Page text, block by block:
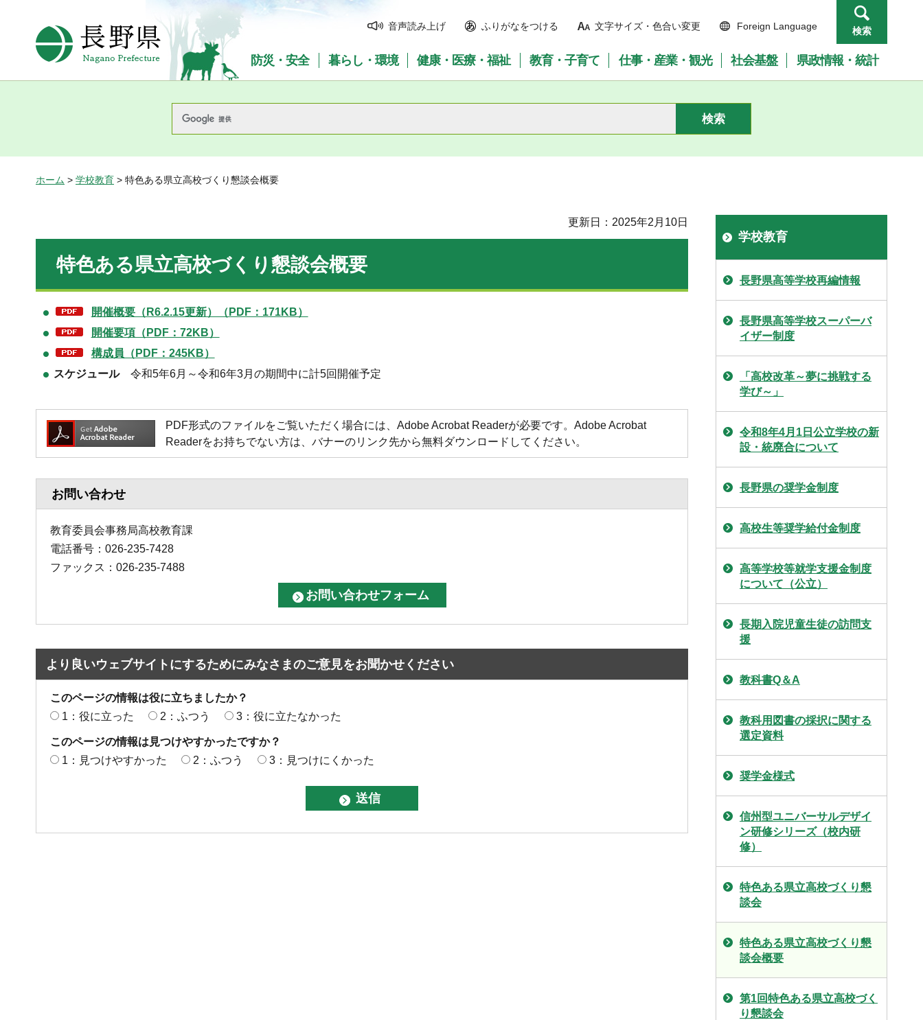
長野県Nagano Prefecture
音声読み上げ ふりがなをつける 文字サイズ・色合い変更 Foreign Language 検索
防災・安全 暮らし・環境 健康・医療・福祉 教育・子育て 仕事・産業・観光 社会基盤 県政情報・統計
ホーム > 学校教育 > 特色ある県立高校づくり懇談会概要
更新日：2025年2月10日
特色ある県立高校づくり懇談会概要
開催概要（R6.2.15更新）（PDF：171KB）
開催要項（PDF：72KB）
構成員（PDF：245KB）
スケジュール
令和5年6月～令和6年3月の期間中に計5回開催予定
PDF形式のファイルをご覧いただく場合には、Adobe Acrobat Readerが必要です。Adobe Acrobat
Readerをお持ちでない方は、バナーのリンク先から無料ダウンロードしてください。
お問い合わせ
教育委員会事務局高校教育課
電話番号：026-235-7428
ファックス：026-235-7488
より良いウェブサイトにするためにみなさまのご意見をお聞かせください
このページの情報は役に立ちましたか？
1：役に立った
2：ふつう 3：役に立たなかった
このページの情報は見つけやすかったですか？
1：見つけやすかった
2：ふつう 3：見つけにくかった
学校教育
長野県高等学校再編情報
長野県高等学校スーパーバ
イザー制度
「高校改革～夢に挑戦する
学び～」
令和8年4月1日公立学校の新
設・統廃合について
長野県の奨学金制度
高校生等奨学給付金制度
高等学校等就学支援金制度
について（公立）
長期入院児童生徒の訪問支
援
教科書Q＆A
教科用図書の採択に関する
選定資料
奨学金様式
信州型ユニバーサルデザイ
ン研修シリーズ（校内研
修）
特色ある県立高校づくり懇
談会
特色ある県立高校づくり懇
談会概要
第1回特色ある県立高校づく
り懇談会